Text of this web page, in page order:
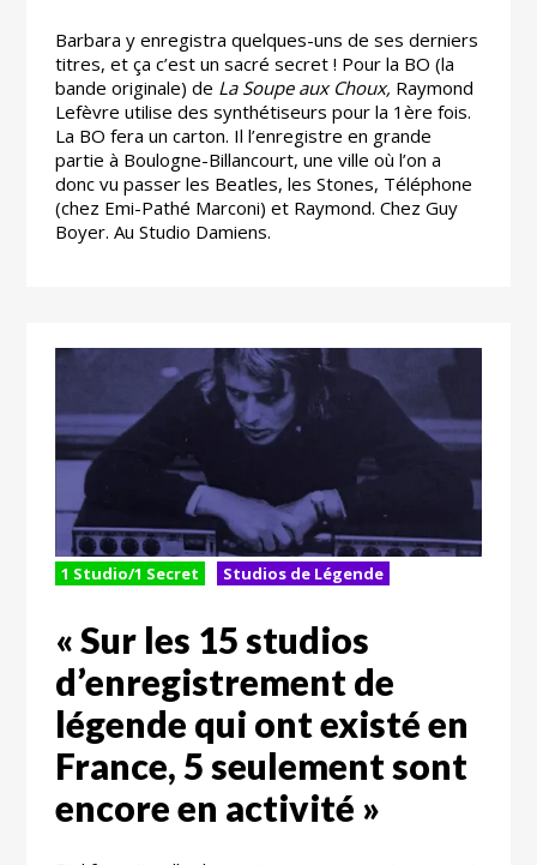
Barbara y enregistra quelques-uns de ses derniers
titres, et ça c’est un sacré secret ! Pour la BO (la
bande originale) de La Soupe aux Choux, Raymond
Lefèvre utilise des synthétiseurs pour la 1ère fois.
La BO fera un carton. Il l’enregistre en grande
partie à Boulogne-Billancourt, une ville où l’on a
donc vu passer les Beatles, les Stones, Téléphone
(chez Emi-Pathé Marconi) et Raymond. Chez Guy
Boyer. Au Studio Damiens.
1 Studio/1 Secret Studios de Légende
« Sur les 15 studios
d’enregistrement de
légende qui ont existé en
France, 5 seulement sont
encore en activité »